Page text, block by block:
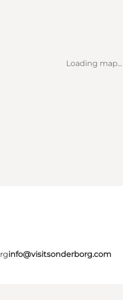
Loading map...
info@visitsonderborg.com